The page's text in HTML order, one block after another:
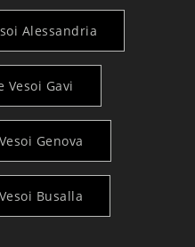
Alessandria
Vesoi Gavi
Genova
Busalla